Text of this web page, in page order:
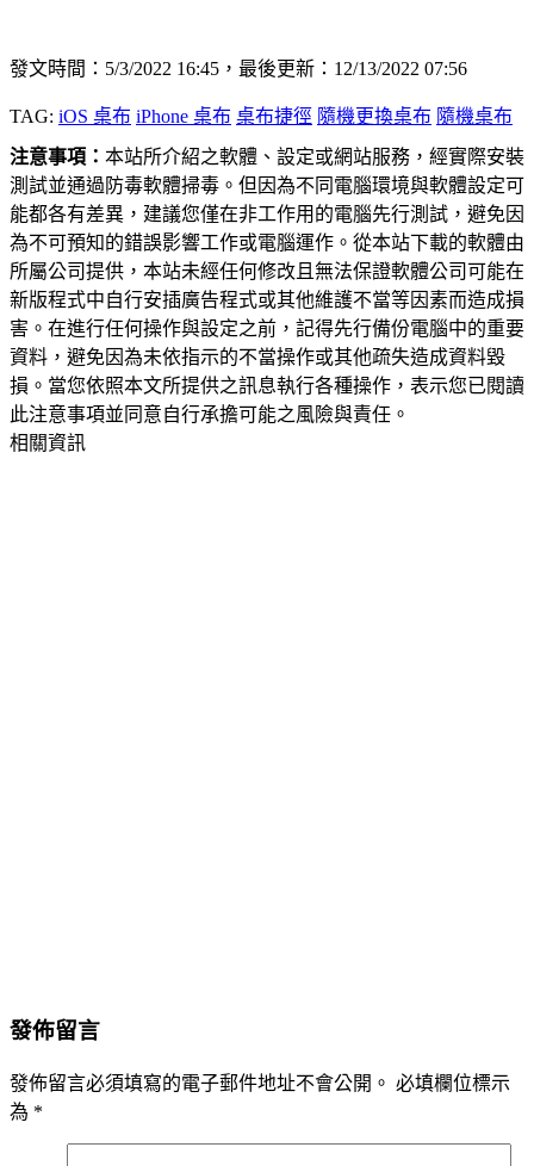
發文時間：5/3/2022 16:45，最後更新：12/13/2022 07:56
TAG: iOS 桌布 iPhone 桌布 桌布捷徑 隨機更換桌布 隨機桌布
注意事項： 本站所介紹之軟體、設定或網站服務，經實際安裝
測試並通過防毒軟體掃毒。但因為不同電腦環境與軟體設定可
能都各有差異，建議您僅在非工作用的電腦先行測試，避免因
為不可預知的錯誤影響工作或電腦運作。從本站下載的軟體由
所屬公司提供，本站未經任何修改且無法保證軟體公司可能在
新版程式中自行安插廣告程式或其他維護不當等因素而造成損
害。在進行任何操作與設定之前，記得先行備份電腦中的重要
資料，避免因為未依指示的不當操作或其他疏失造成資料毀
損。當您依照本文所提供之訊息執行各種操作，表示您已閱讀
此注意事項並同意自行承擔可能之風險與責任。
相關資訊
發佈留言
發佈留言必須填寫的電子郵件地址不會公開。 必填欄位標示
為 *